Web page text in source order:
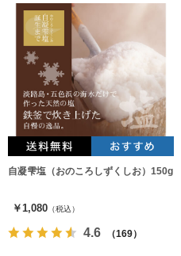
自凝雫塩（おのころしずくしお）150g
￥1,080 （税込）
4.6 （169）